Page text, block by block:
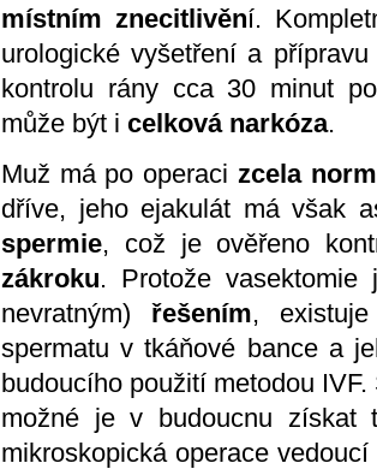
místním znecitlivění.
urologické vyšetření a
kontrolu rány cca 30 minut
může být i celková narkóza.
Muž má po operaci zcela
dříve, jeho ejakulát má však
spermie, což je ověřeno
zákroku. Protože
nevratným) řešením,
spermatu v tkáňové bance a
budoucího použití metodou
možné je v budoucnu získat
mikroskopická operace